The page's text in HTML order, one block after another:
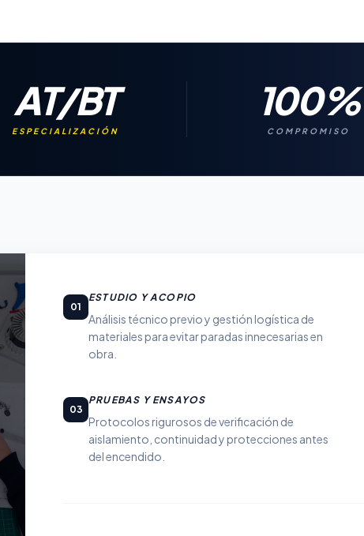
AT/BT
ESPECIALIZACIÓN
100%
COMPROMISO
01
ESTUDIO Y ACOPIO
Análisis técnico previo y gestión logística de
materiales para evitar paradas innecesarias en
obra.
03
PRUEBAS Y ENSAYOS
Protocolos rigurosos de verificación de
aislamiento, continuidad y protecciones antes
del encendido.